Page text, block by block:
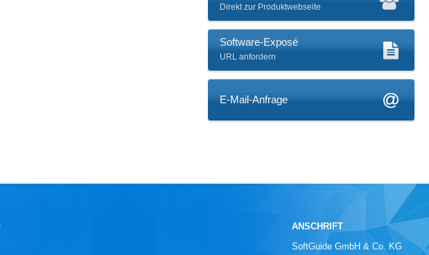
Direkt zur Produktwebseite
Software-Exposé
URL anfordern
E-Mail-Anfrage
ANSCHRIFT
SoftGuide GmbH & Co. KG